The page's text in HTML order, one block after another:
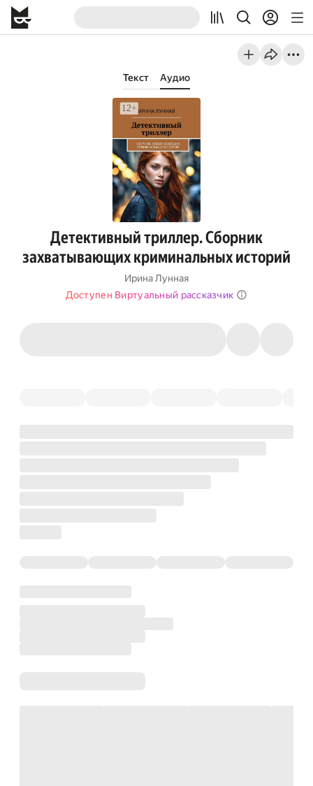
Текст Аудио
Детективный триллер. Сборник
захватывающих криминальных историй
Ирина Лунная
Доступен Виртуальный рассказчик